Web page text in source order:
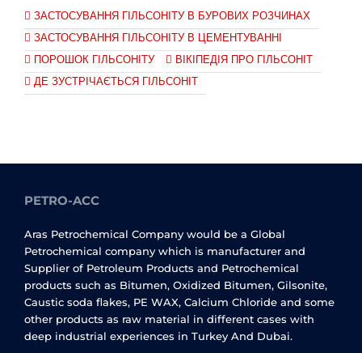
ЗАСТОСУВАННЯ ГІЛЬСОНІТУ В БУРОВИХ РОЗЧИНАХ
ЗАСТОСУВАННЯ ГІЛЬСОНІТУ В ЦЕМЕНТУВАННІ
ПОРОШОК ГІЛЬСОНІТУ
ВІКІПЕДІЯ ПРО ГІЛЬСОНІТ
ДЕ ЗУСТРІЧАЄТЬСЯ ГІЛЬСОНІТ
PETRO-ACC
Aras Petrochemical Company would be a Global
Petrochemical company which is manufacturer and
Supplier of Petroleum Products and Petrochemical
products such as Bitumen, Oxidized Bitumen, Gilsonite,
Caustic soda flakes, PE WAX, Calcium Chloride and some
other products as raw material in different cases with
deep industrial experiences in Turkey And Dubai.